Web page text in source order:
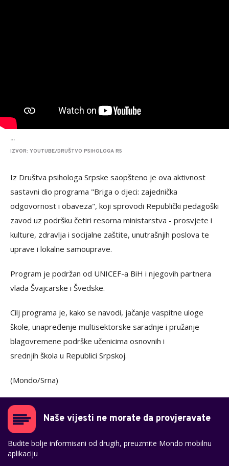
...
IZVOR: YOUTUBE/DRUŠTVO PSIHOLOGA RS
Iz Društva psihologa Srpske saopšteno je ova aktivnost
sastavni dio programa "Briga o djeci: zajednička
odgovornost i obaveza", koji sprovodi Republički pedagoški
zavod uz podršku četiri resorna ministarstva - prosvjete i
kulture, zdravlja i socijalne zaštite, unutrašnjih poslova te
uprave i lokalne samouprave.
Program je podržan od UNICEF-a BiH i njegovih partnera
vlada Švajcarske i Švedske.
Cilj programa je, kako se navodi, jačanje vaspitne uloge
škole, unapređenje multisektorske saradnje i pružanje
blagovremene podrške učenicima osnovnih i
srednjih škola u Republici Srpskoj.
(Mondo/Srna)
Naše vijesti ne morate da provjeravate
Budite bolje informisani od drugih, preuzmite Mondo mobilnu
aplikaciju